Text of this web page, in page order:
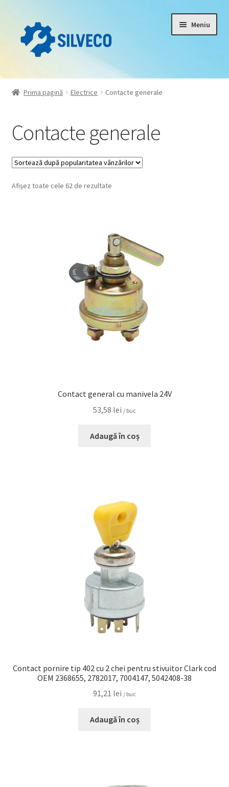
Meniu
Home
Magazin
My account
Contact
Prima pagină Electrice Contacte generale
Contacte generale
Afișez toate cele 62 de rezultate
Contact general cu manivela 24V
53,58 lei / buc
Adaugă în coș
Contact pornire tip 402 cu 2 chei pentru stivuitor Clark cod
OEM 2368655, 2782017, 7004147, 5042408-38
91,21 lei / buc
Adaugă în coș